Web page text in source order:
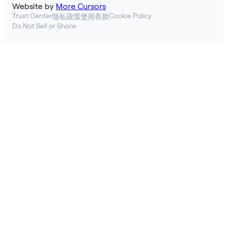
Website by More Cursors
Trust Center隐私政策使用条款Cookie Policy
Do Not Sell or Share